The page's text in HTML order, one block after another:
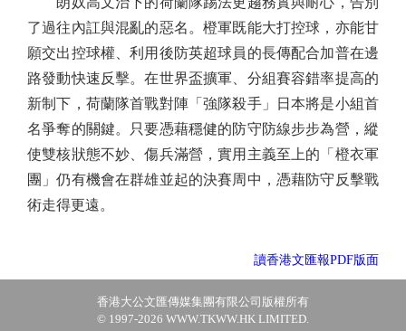
了過往內訌與混亂的惡名。橙軍既能大打控球，亦能甘
願交出控球權、利用後防英超球員的長傳配合加普在邊
路發動快速反擊。在世界盃擴軍、分組賽容錯率提高的
新制下，荷蘭隊首戰對陣「強隊殺手」日本將是小組首
名爭奪的關鍵。只要憑藉穩健的防守防線步步為營，縱
使雙核狀態不妙、傷兵滿營，實用主義至上的「橙衣軍
團」仍有機會在群雄並起的決賽周中，憑藉防守反擊戰
術走得更遠。
讀香港文匯報PDF版面
香港大公文匯傳媒集團有限公司版權所有
© 1997-2026 WWW.TKWW.HK LIMITED.